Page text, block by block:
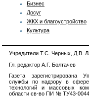
Бизнес
Досуг
ЖКХ и благоустройство
Культура
Учредители Т.С. Черных, Д.В.
Гл. редактор А.Г. Болтачев
Газета зарегистрирована
службы по надзору в
технологий и массовых
области св-во ПИ № ТУ43-